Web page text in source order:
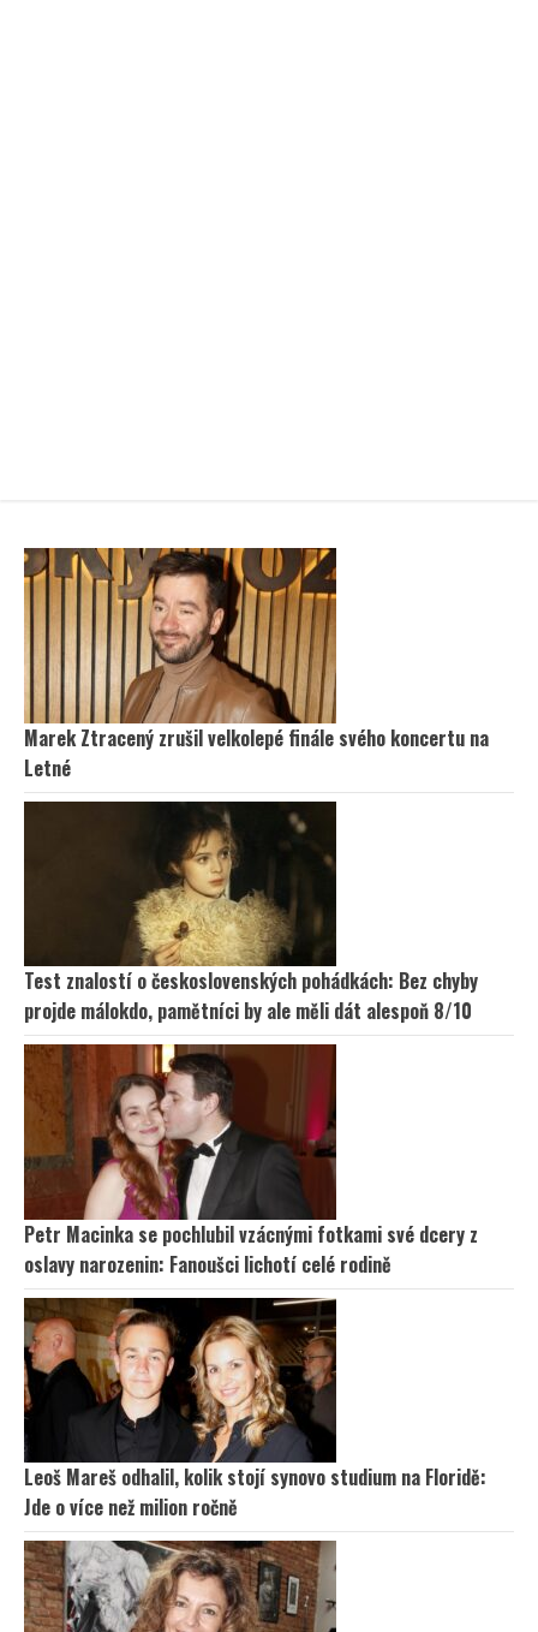
Marek Ztracený zrušil velkolepé finále svého koncertu na
Letné
Test znalostí o československých pohádkách: Bez chyby
projde málokdo, pamětníci by ale měli dát alespoň 8/10
Petr Macinka se pochlubil vzácnými fotkami své dcery z
oslavy narozenin: Fanoušci lichotí celé rodině
Leoš Mareš odhalil, kolik stojí synovo studium na Floridě:
Jde o více než milion ročně